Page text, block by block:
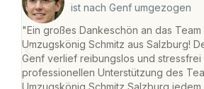
ist nach Genf umgezogen
"Ein großes Dankeschön an das Team
Umzugskönig Schmitz aus Salzburg!
Genf verlief reibungslos und
professionellen Unterstützung des
Umzugskönig Schmitz Salzburg